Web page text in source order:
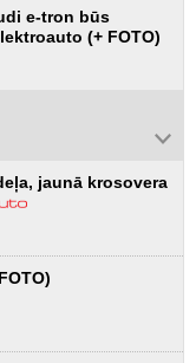
e-tron būs
(+ FOTO)
jaunā krosovera